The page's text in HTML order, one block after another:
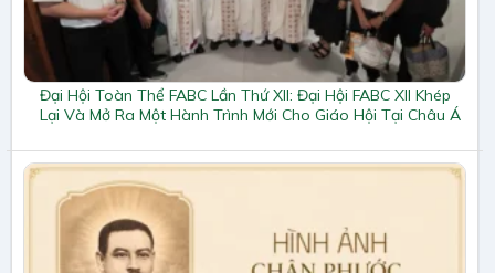
Đại Hội Toàn Thể FABC Lần Thứ XII: Đại Hội FABC XII Khép
Lại Và Mở Ra Một Hành Trình Mới Cho Giáo Hội Tại Châu Á